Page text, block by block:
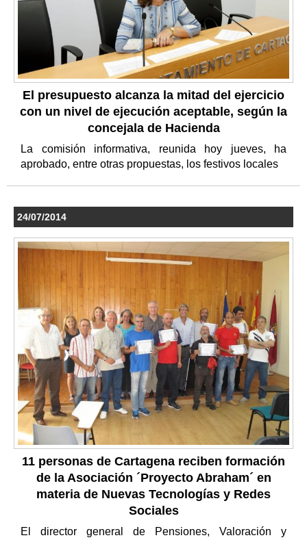
El presupuesto alcanza la mitad del ejercicio
con un nivel de ejecución aceptable, según la
concejala de Hacienda
La comisión informativa, reunida hoy jueves, ha
aprobado, entre otras propuestas, los festivos locales
24/07/2014
11 personas de Cartagena reciben formación
de la Asociación ´Proyecto Abraham´ en
materia de Nuevas Tecnologías y Redes
Sociales
El director general de Pensiones, Valoración y